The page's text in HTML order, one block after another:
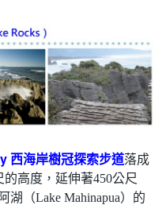
西海岸樹冠探索步道落成
高度，延伸著450公尺
（Lake Mahinapua）的